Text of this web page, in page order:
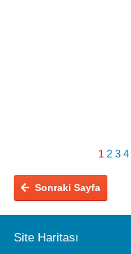
1 2 3 4
Sonraki Sayfa
Site Haritası